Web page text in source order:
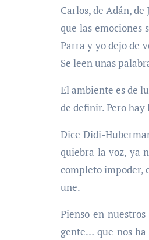
Carlos, de Adán, de
que las emociones
Parra y yo dejo de
Se leen unas
El ambiente es de
de definir. Pero hay
Dice Didi-
quiebra la voz, ya
completo impoder,
une.
Pienso en
gente… que nos ha